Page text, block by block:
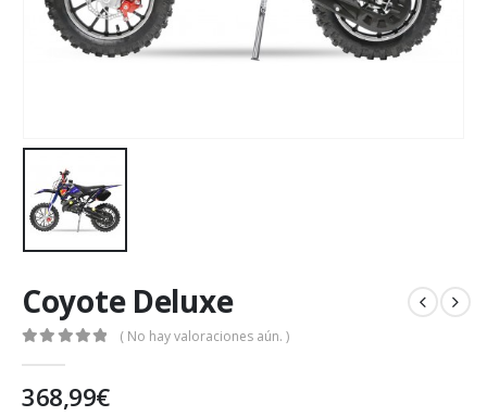
Coyote Deluxe
( No hay valoraciones aún. )
368,99€